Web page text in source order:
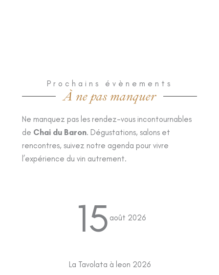
Prochains évènements
À ne pas manquer
Ne manquez pas les rendez-vous incontournables
de Chai du Baron. Dégustations, salons et
rencontres, suivez notre agenda pour vivre
l’expérience du vin autrement.
15 août 2026
La Tavolata à leon 2026